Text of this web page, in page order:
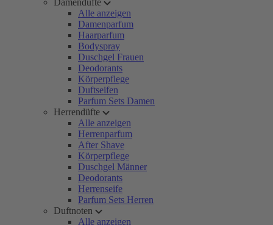
Damendüfte
Alle anzeigen
Damenparfum
Haarparfum
Bodyspray
Duschgel Frauen
Deodorants
Körperpflege
Duftseifen
Parfum Sets Damen
Herrendüfte
Alle anzeigen
Herrenparfum
After Shave
Körperpflege
Duschgel Männer
Deodorants
Herrenseife
Parfum Sets Herren
Duftnoten
Alle anzeigen